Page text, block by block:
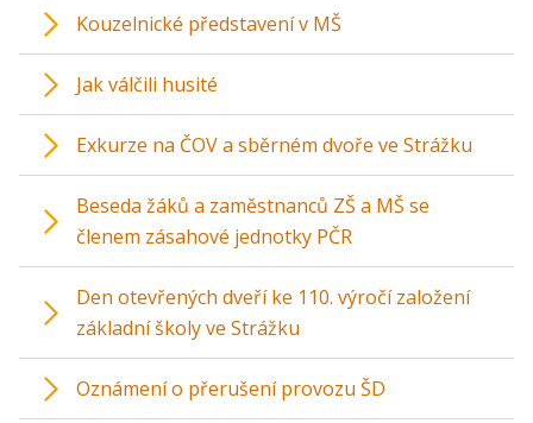
Kouzelnické představení v MŠ
Jak válčili husité
Exkurze na ČOV a sběrném dvoře ve Strážku
Beseda žáků a zaměstnanců ZŠ a MŠ se
členem zásahové jednotky PČR
Den otevřených dveří ke 110. výročí založení
základní školy ve Strážku
Oznámení o přerušení provozu ŠD